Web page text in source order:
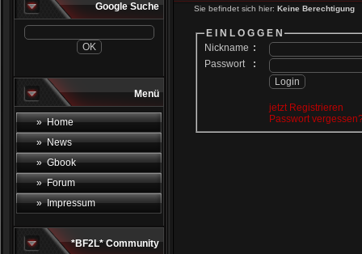
Google Suche
Menü
» Home
» News
» Gbook
» Forum
» Impressum
*BF2L* Community
Sie befindet sich hier: Keine Berechtigung
E I N L O G G E N
Nickname :
Passwort
:
jetzt Registrieren
Passwort